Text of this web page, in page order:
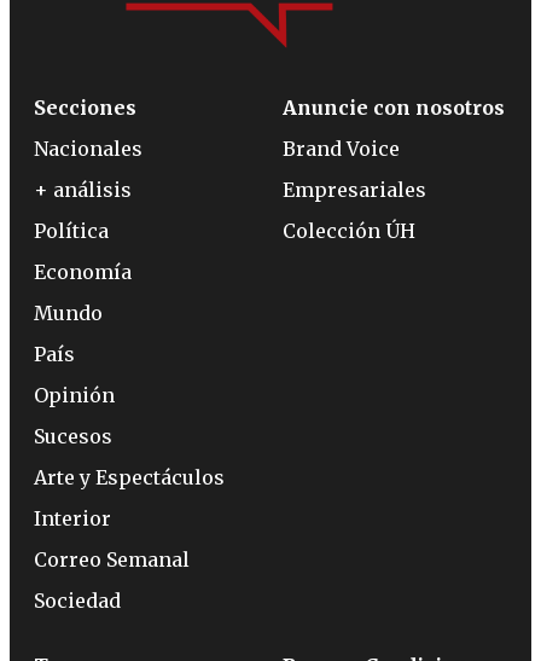
Secciones
Nacionales
+ análisis
Política
Economía
Mundo
País
Opinión
Sucesos
Arte y Espectáculos
Interior
Correo Semanal
Sociedad
Anuncie con nosotros
Brand Voice
Empresariales
Colección ÚH